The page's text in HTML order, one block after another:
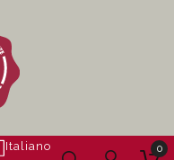
Italiano
0